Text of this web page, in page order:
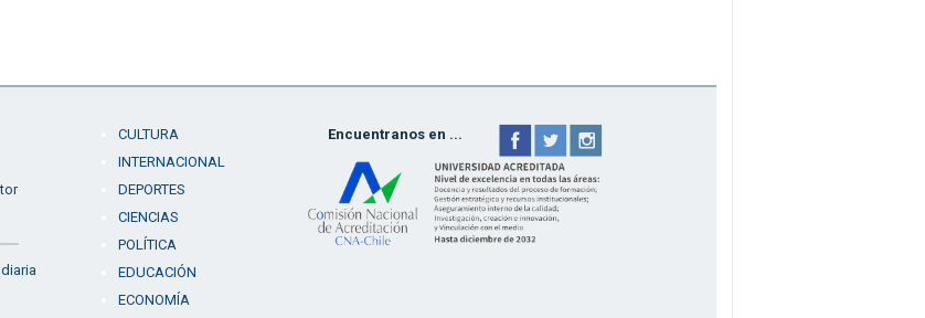
CULTURA
INTERNACIONAL
DEPORTES
CIENCIAS
POLÍTICA
EDUCACIÓN
ECONOMÍA
Encuentranos en ...